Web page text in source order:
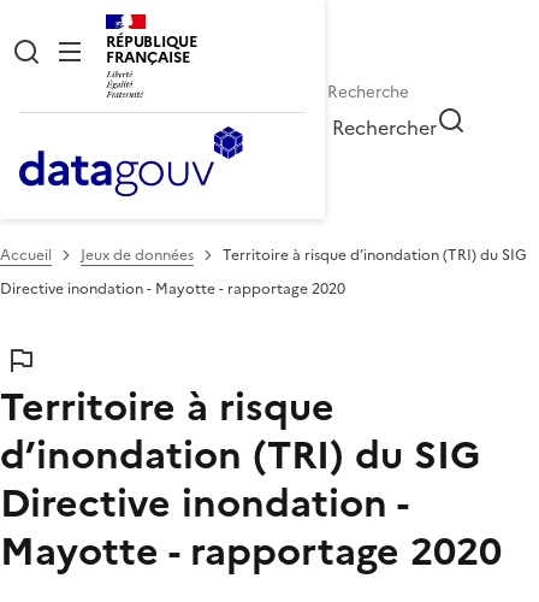
RÉPUBLIQUE
FRANÇAISE
Rechercher
Accueil Jeux de données
Territoire à risque d’inondation (TRI) du SIG
Directive inondation - Mayotte - rapportage 2020
Territoire à risque
d’inondation (TRI) du SIG
Directive inondation -
Mayotte - rapportage 2020